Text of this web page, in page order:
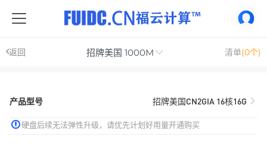
返回 招牌美国 1000M 清单(0个)
产品型号 招牌美国CN2GIA 16核16G
硬盘后续无法弹性升级，请优先计划好用量开通购买